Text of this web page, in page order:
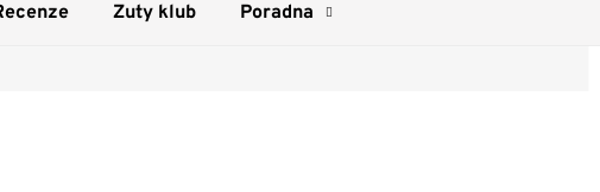
Zuty klub Poradna